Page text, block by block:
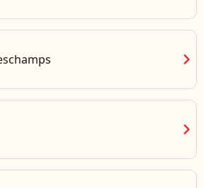
chevron_right
chevron_right